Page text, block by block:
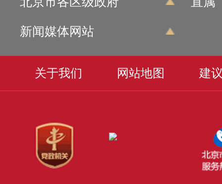
新闻媒体网站
关于我们 网站地图 建